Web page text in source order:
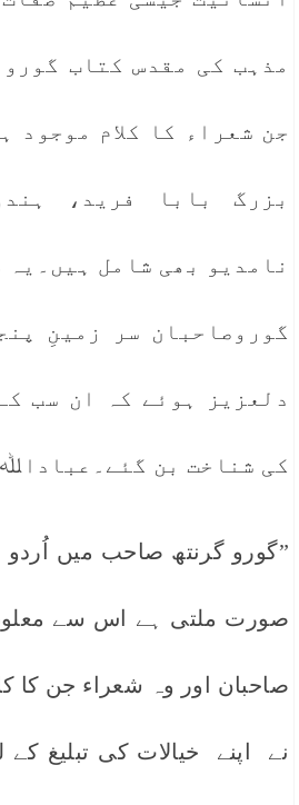
مذہب کی مقدس کتاب
جن شعراء کا کلام موجود
بزرگ بابا فرید،
نامدیو بھی شامل
گوروصاحبان سر زمینِ
دلعزیز ہوئے کہ ان سب
کی شناخت بن
”گورو گرنتھ صاحب میں
صورت ملتی ہے اس سے
صاحبان اور وہ شعراء جن کا
نے اپنے خیالات کی تبلیغ